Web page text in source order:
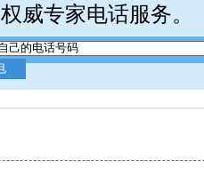
权威专家电话服务。